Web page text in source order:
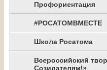
Профориентация
#РОСАТОМВМЕСТЕ
Школа Росатома
Всероссийский
Созидателям!»